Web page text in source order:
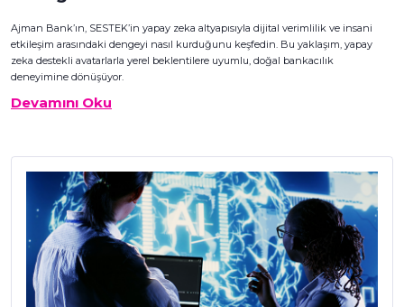
Ajman Bank’ın, SESTEK’in yapay zeka altyapısıyla dijital verimlilik ve insani
etkileşim arasındaki dengeyi nasıl kurduğunu keşfedin. Bu yaklaşım, yapay
zeka destekli avatarlarla yerel beklentilere uyumlu, doğal bankacılık
deneyimine dönüşüyor.
Devamını Oku